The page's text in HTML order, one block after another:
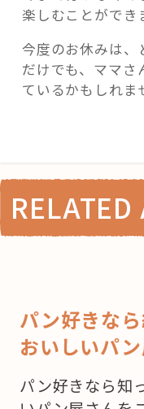
楽しむことがで
今度のお休みは、
だけでも、ママさ
ているかもしれま
パン好きな
おいしいパ
パン好きなら知